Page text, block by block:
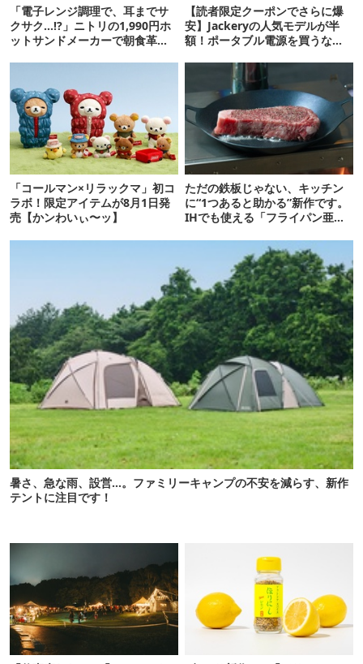
「電子レンジ調理で、耳までサ
クサク…!?」ニトリの1,990円ホ
ットサンドメーカーで朝食革命
【読者限定クーポンでさらに爆
安】Jackeryの人気モデルが半
額！ポータブル電源を買うなら
「コールマン×リラックマ」初コ
ラボ！限定アイテムが8月1日発
売【かンわいぃ〜ッ】
ただの鉄板じゃない、キッチン
に“1つあると助かる”新作です。
IHでも使える「フライパン亜
暑さ、急な雨、設営…。ファミリーキャンプの不安を減らす、新作
テントに注目です！